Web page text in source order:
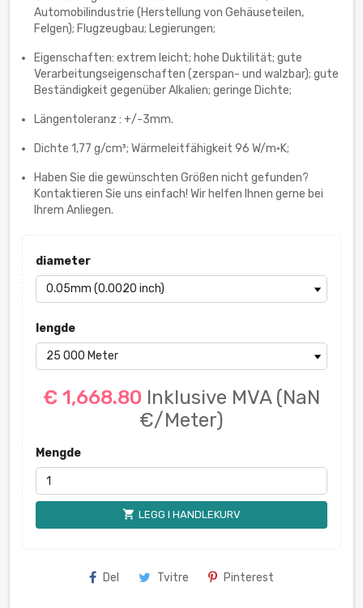
Automobilindustrie (Herstellung von Gehäuseteilen,
Felgen); Flugzeugbau; Legierungen;
Eigenschaften: extrem leicht; hohe Duktilität; gute
Verarbeitungseigenschaften (zerspan- und walzbar); gute
Beständigkeit gegenüber Alkalien; geringe Dichte;
Längentoleranz : +/-3mm.
Dichte 1,77 g/cm³; Wärmeleitfähigkeit 96 W/m·K;
Haben Sie die gewünschten Größen nicht gefunden?
Kontaktieren Sie uns einfach! Wir helfen Ihnen gerne bei
Ihrem Anliegen.
diameter
lengde
€ 1,668.80 Inklusive MVA (NaN
€/Meter)
Mengde
shopping_cart LEGG I HANDLEKURV
Del Tvitre Pinterest